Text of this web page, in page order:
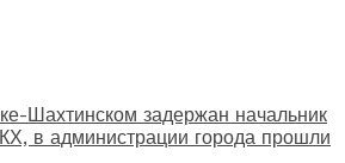
Шахтинском задержан начальник
в администрации города прошли